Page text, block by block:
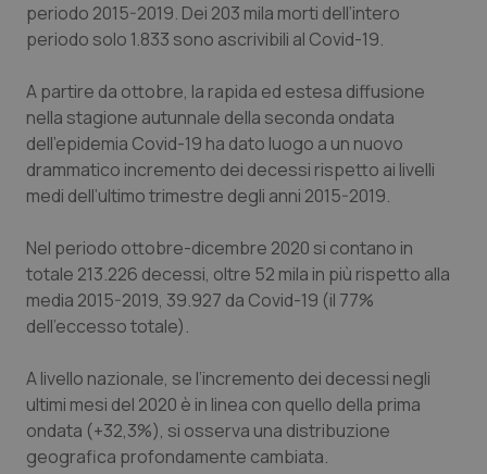
periodo 2015-2019. Dei 203 mila morti dell’intero
periodo solo 1.833 sono ascrivibili al Covid-19.
A partire da ottobre, la rapida ed estesa diffusione
nella stagione autunnale della seconda ondata
dell’epidemia Covid-19 ha dato luogo a un nuovo
drammatico incremento dei decessi rispetto ai livelli
medi dell’ultimo trimestre degli anni 2015-2019.
Nel periodo ottobre-dicembre 2020 si contano in
totale 213.226 decessi, oltre 52 mila in più rispetto alla
media 2015-2019, 39.927 da Covid-19 (il 77%
dell’eccesso totale).
A livello nazionale, se l’incremento dei decessi negli
ultimi mesi del 2020 è in linea con quello della prima
ondata (+32,3%), si osserva una distribuzione
geografica profondamente cambiata.
CookieScriptConsent
CookieScript
www.quotidianosanita.it